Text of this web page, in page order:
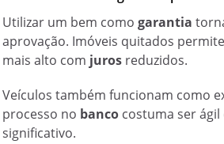
Utilizar um bem comogarantia
aprovação. Imóveis quitados
mais alto com juros reduzidos.
Veículos também funcionam como
processo no banco costuma ser
significativo.